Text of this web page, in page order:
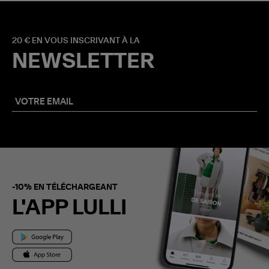
20 € EN VOUS INSCRIVANT À LA
NEWSLETTER
-10% EN TÉLÉCHARGEANT
L'APP LULLI